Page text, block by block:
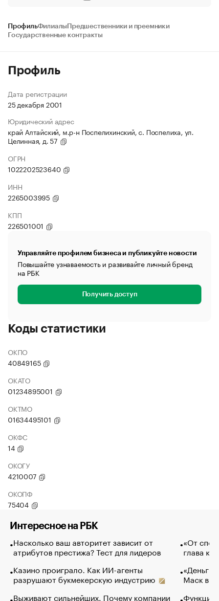
ПрофильФилиалы Предшественники и преемники
Государственные контракты
Профиль
Дата регистрации
25 декабря 2001
Юридический адрес
край Алтайский, м.р-н Поспелихинский, с. Поспелиха, ул.
Целинная, д. 57
ОГРН
1022202523640
ИНН
2265003995
КПП
226501001
Управляйте профилем бизнеса и публикуйте новости
Повышайте узнаваемость и развивайте личный бренд
на РБК
Получить доступ
Коды статистики
ОКПО
40849165
ОКАТО
01234895001
ОКТМО
01634495101
ОКФС
14
ОКОГУ
4210007
ОКОПФ
75404
Интересное на РБК
Насколько ваш авторитет зависит от
атрибутов престижа? Тест для лидеров
Казино проиграло. Как ИИ-агенты
разрушают букмекерскую индустрию
Выживают сильнейших. Почему компании
«От
глава
«Деньги
Маск в
Функции